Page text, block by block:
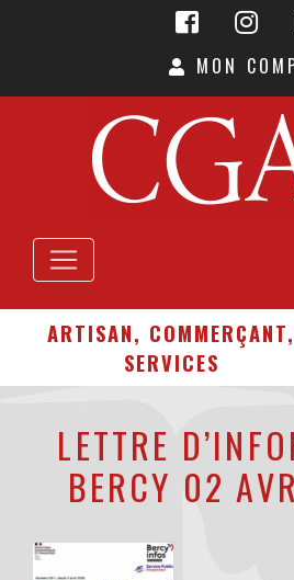
MON
ARTISAN, COMMERÇANT,
SERVICES
LETTRE
BERCY 02